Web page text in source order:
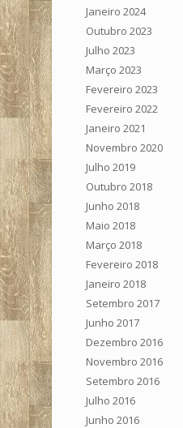
Janeiro 2024
Outubro 2023
Julho 2023
Março 2023
Fevereiro 2023
Fevereiro 2022
Janeiro 2021
Novembro 2020
Julho 2019
Outubro 2018
Junho 2018
Maio 2018
Março 2018
Fevereiro 2018
Janeiro 2018
Setembro 2017
Junho 2017
Dezembro 2016
Novembro 2016
Setembro 2016
Julho 2016
Junho 2016